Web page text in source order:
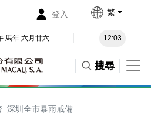
登入 繁
馬年 六月廿六 12:03
搜尋
深圳全市暴雨戒備